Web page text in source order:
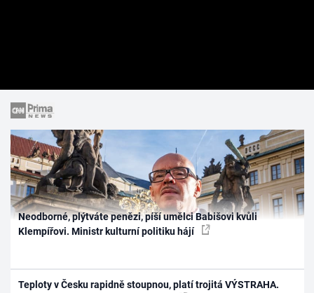
Neodborné, plýtváte penězi, píší umělci Babišovi kvůli
Klempířovi. Ministr kulturní politiku hájí
Teploty v Česku rapidně stoupnou, platí trojitá VÝSTRAHA.